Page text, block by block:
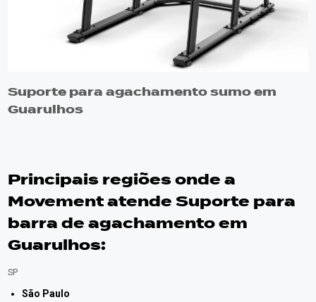
Suporte para agachamento sumo em
Guarulhos
Principais regiões onde a
Movement atende Suporte para
barra de agachamento em
Guarulhos:
SP
São Paulo